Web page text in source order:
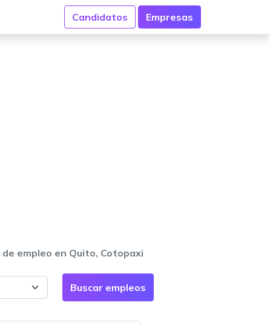
Candidatos Empresas
de empleo en Quito, Cotopaxi